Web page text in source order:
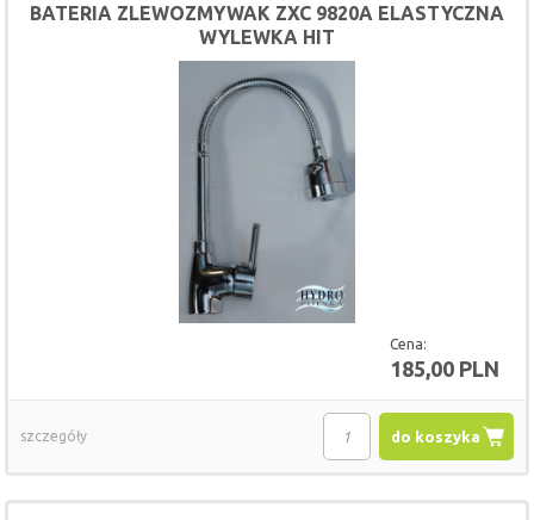
Cena:
185,00 PLN
BATERIA ZLEWOZMYWAK ZXC 9820A ELASTYCZNA
WYLEWKA HIT
do koszyka
szczegóły